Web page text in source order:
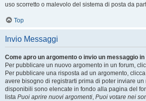
uso scorretto o malevolo del sistema di posta da
Top
Invio Messaggi
Come apro un argomento o invio un messaggio
Per pubblicare un nuovo argomento in un forum,
Per pubblicare una risposta ad un argomento, clicca
avere bisogno di registrarti prima di poter inviare
disponibili sono elencate in fondo alla pagina del
lista Puoi aprire nuovi argomenti, Puoi votare nei